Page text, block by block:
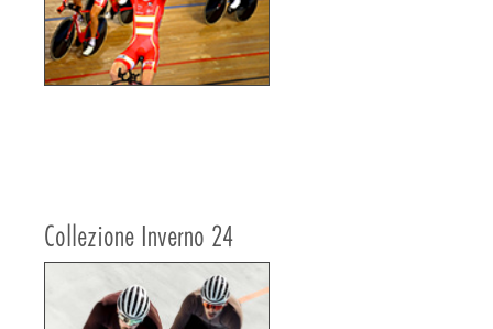
Collezione Inverno 24